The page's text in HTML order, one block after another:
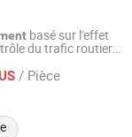
basé sur l'effet
du trafic routier
/ Pièce